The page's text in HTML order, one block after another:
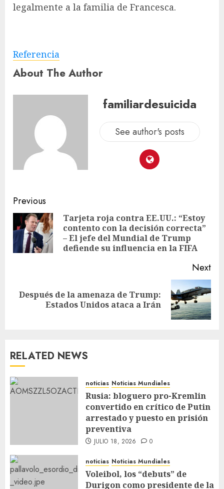
legalmente a la familia de Francesca.
Referencia
About The Author
familiardesuicida
See author's posts
Previous
Tarjeta roja contra EE.UU.: “Estoy
contento con la decisión correcta”
– El jefe del Mundial de Trump
defiende su influencia en la FIFA
Next
Después de la amenaza de Trump:
Estados Unidos ataca a Irán
RELATED NEWS
noticias Noticias Mundiales
Rusia: bloguero pro-Kremlin
convertido en crítico de Putin
arrestado y puesto en prisión
preventiva
JULIO 18, 2026 0
noticias Noticias Mundiales
Voleibol, los “debuts” de
Durigon como presidente de la